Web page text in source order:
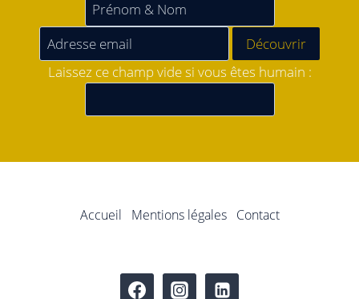
Laissez ce champ vide si vous êtes humain :
Accueil Mentions légales Contact